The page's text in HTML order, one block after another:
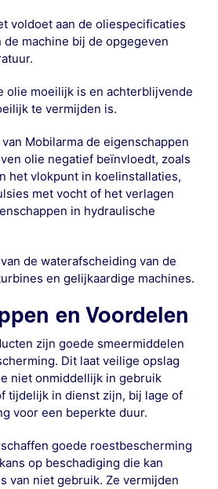
voldoet aan de oliespecificaties
de machine bij de opgegeven
olie moeilijk is en achterblijvende
te vermijden is.
Mobilarma de eigenschappen
olie negatief beïnvloedt, zoals
het vlokpunt in koelinstallaties,
met vocht of het verlagen
in hydraulische
de waterafscheiding van de
en gelijkaardige machines.
en Voordelen
zijn goede smeermiddelen
Dit laat veilige opslag
niet onmiddellijk in gebruik
tijdelijk in dienst zijn, bij lage of
voor een beperkte duur.
goede roestbescherming
op beschadiging die kan
van niet gebruik. Ze vermijden